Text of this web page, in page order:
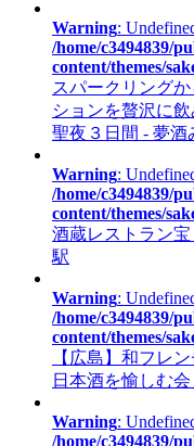
Warning:
/home/c3494839/
content/themes/
スパークリング
ションを贅沢に
聖夜３日間 - 夢酒
Warning:
/home/c3494839/
content/themes/
酒蔵レストラン
駅
Warning:
/home/c3494839/
content/themes/
【広島】和フレ
日本酒を愉しむ
Warning:
/home/c3494839/